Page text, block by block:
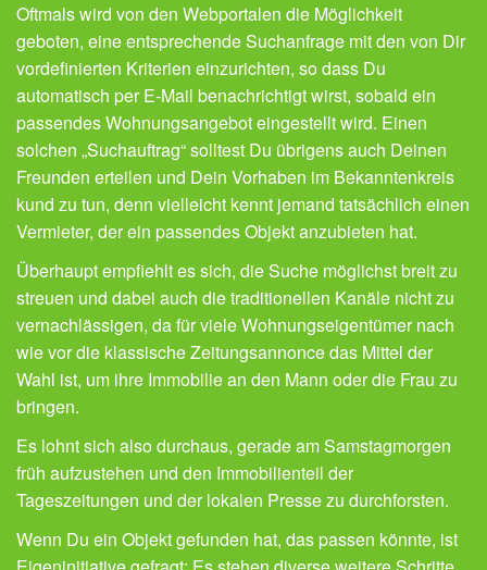
Oftmals wird von den Webportalen die Möglichkeit
geboten, eine entsprechende Suchanfrage mit den von Dir
vordefinierten Kriterien einzurichten, so dass Du
automatisch per E-Mail benachrichtigt wirst, sobald ein
passendes Wohnungsangebot eingestellt wird. Einen
solchen „Suchauftrag“ solltest Du übrigens auch Deinen
Freunden erteilen und Dein Vorhaben im Bekanntenkreis
kund zu tun, denn vielleicht kennt jemand tatsächlich einen
Vermieter, der ein passendes Objekt anzubieten hat.
Überhaupt empfiehlt es sich, die Suche möglichst breit zu
streuen und dabei auch die traditionellen Kanäle nicht zu
vernachlässigen, da für viele Wohnungseigentümer nach
wie vor die klassische Zeitungsannonce das Mittel der
Wahl ist, um ihre Immobilie an den Mann oder die Frau zu
bringen.
Es lohnt sich also durchaus, gerade am Samstagmorgen
früh aufzustehen und den Immobilienteil der
Tageszeitungen und der lokalen Presse zu durchforsten.
Wenn Du ein Objekt gefunden hat, das passen könnte, ist